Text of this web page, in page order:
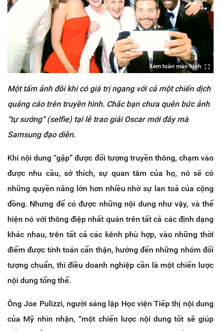
Xem toàn màn hình
Một tấm ảnh đôi khi có giá trị ngang với cả một chiến dịch
quảng cáo trên truyền hình. Chắc bạn chưa quên bức ảnh
“tự sướng” (selfie) tại lễ trao giải Oscar mới đây mà
Samsung đạo diễn.
Khi nội dung “gặp” được đối tượng truyền thông, chạm vào
được nhu cầu, sở thích, sự quan tâm của họ, nó sẽ có
những quyền năng lớn hơn nhiều nhờ sự lan toả của cộng
đồng. Nhưng để có được những nội dung như vậy, và thể
hiện nó với thông điệp nhất quán trên tất cả các định dạng
khác nhau, trên tất cả các kênh phù hợp, vào những thời
điểm được tính toán cẩn thận, hướng đến những nhóm đối
tượng chuẩn, thì điều doanh nghiệp cần là một chiến lược
nội dung tổng thể.
Ông Joe Pulizzi, người sáng lập Học viện Tiếp thị nội dung
của Mỹ nhìn nhận, “một chiến lược nội dung tốt sẽ giúp